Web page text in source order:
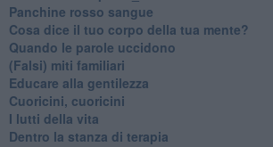
​Panchine rosso sangue
​Cosa dice il tuo corpo della tua mente?
​Quando le parole uccidono
​(Falsi) miti familiari
​Educare alla gentilezza
​Cuoricini, cuoricini
I lutti della vita
​Dentro la stanza di terapia